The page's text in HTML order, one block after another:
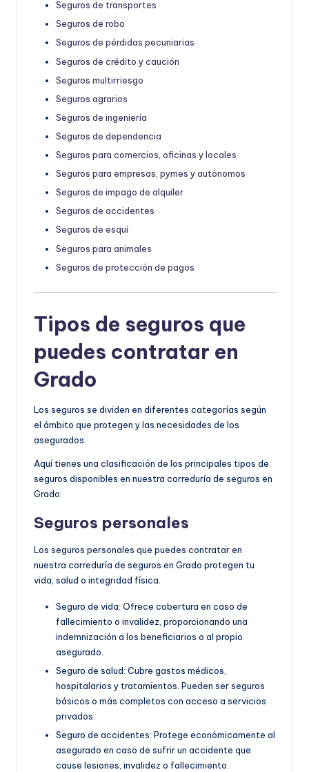
Seguros de transportes
Seguros de robo
Seguros de pérdidas pecuniarias
Seguros de crédito y caución
Seguros multirriesgo
Seguros agrarios
Seguros de ingeniería
Seguros de dependencia
Seguros para comercios, oficinas y locales
Seguros para empresas, pymes y autónomos
Seguros de impago de alquiler
Seguros de accidentes
Seguros de esquí
Seguros para animales
Seguros de protección de pagos
Tipos de seguros que
puedes contratar en
Grado
Los seguros se dividen en diferentes categorías según
el ámbito que protegen y las necesidades de los
asegurados.
Aquí tienes una clasificación de los principales tipos de
seguros disponibles en nuestra correduría de seguros en
Grado:
Seguros personales
Los seguros personales que puedes contratar en
nuestra correduría de seguros en Grado protegen tu
vida, salud o integridad física.
Seguro de vida: Ofrece cobertura en caso de
fallecimiento o invalidez, proporcionando una
indemnización a los beneficiarios o al propio
asegurado.
Seguro de salud: Cubre gastos médicos,
hospitalarios y tratamientos. Pueden ser seguros
básicos o más completos con acceso a servicios
privados.
Seguro de accidentes: Protege económicamente al
asegurado en caso de sufrir un accidente que
cause lesiones, invalidez o fallecimiento.